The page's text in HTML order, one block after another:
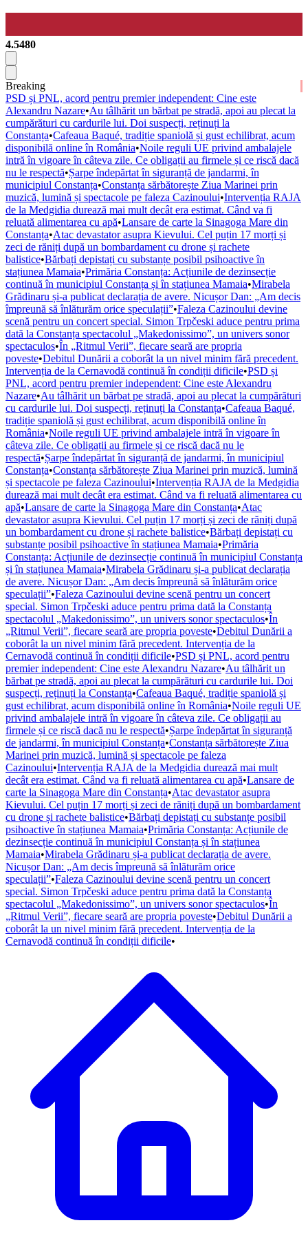
4.5480
Breaking
PSD și PNL, acord pentru premier independent: Cine este
Alexandru Nazare•Au tâlhărit un bărbat pe stradă, apoi au plecat la
cumpărături cu cardurile lui. Doi suspecți, reținuți la
Constanța•Cafeaua Baqué, tradiție spaniolă și gust echilibrat, acum
disponibilă online în România•Noile reguli UE privind ambalajele
intră în vigoare în câteva zile. Ce obligații au firmele și ce riscă dacă
nu le respectă•Șarpe îndepărtat în siguranță de jandarmi, în
municipiul Constanța•Constanța sărbătorește Ziua Marinei prin
muzică, lumină și spectacole pe faleza Cazinoului•Intervenția RAJA
de la Medgidia durează mai mult decât era estimat. Când va fi
reluată alimentarea cu apă•Lansare de carte la Sinagoga Mare din
Constanța•Atac devastator asupra Kievului. Cel puțin 17 morți și
zeci de răniți după un bombardament cu drone și rachete
balistice•Bărbați depistați cu substanțe posibil psihoactive în
stațiunea Mamaia•Primăria Constanța: Acțiunile de dezinsecție
continuă în municipiul Constanța și în stațiunea Mamaia•Mirabela
Grădinaru și-a publicat declarația de avere. Nicușor Dan: „Am decis
împreună să înlăturăm orice speculații”•Faleza Cazinoului devine
scenă pentru un concert special. Simon Trpčeski aduce pentru prima
dată la Constanța spectacolul „Makedonissimo”, un univers sonor
spectaculos•În „Ritmul Verii”, fiecare seară are propria
poveste•Debitul Dunării a coborât la un nivel minim fără precedent.
Intervenția de la Cernavodă continuă în condiții dificile•PSD și
PNL, acord pentru premier independent: Cine este Alexandru
Nazare•Au tâlhărit un bărbat pe stradă, apoi au plecat la cumpărături
cu cardurile lui. Doi suspecți, reținuți la Constanța•Cafeaua Baqué,
tradiție spaniolă și gust echilibrat, acum disponibilă online în
România•Noile reguli UE privind ambalajele intră în vigoare în
câteva zile. Ce obligații au firmele și ce riscă dacă nu le
respectă•Șarpe îndepărtat în siguranță de jandarmi, în municipiul
Constanța•Constanța sărbătorește Ziua Marinei prin muzică, lumină
și spectacole pe faleza Cazinoului•Intervenția RAJA de la Medgidia
durează mai mult decât era estimat. Când va fi reluată alimentarea cu
apă•Lansare de carte la Sinagoga Mare din Constanța•Atac
devastator asupra Kievului. Cel puțin 17 morți și zeci de răniți după
un bombardament cu drone și rachete balistice•Bărbați depistați cu
substanțe posibil psihoactive în stațiunea Mamaia•Primăria
Constanța: Acțiunile de dezinsecție continuă în municipiul Constanța
și în stațiunea Mamaia•Mirabela Grădinaru și-a publicat declarația
de avere. Nicușor Dan: „Am decis împreună să înlăturăm orice
speculații”•Faleza Cazinoului devine scenă pentru un concert
special. Simon Trpčeski aduce pentru prima dată la Constanța
spectacolul „Makedonissimo”, un univers sonor spectaculos•În
„Ritmul Verii”, fiecare seară are propria poveste•Debitul Dunării a
coborât la un nivel minim fără precedent. Intervenția de la
Cernavodă continuă în condiții dificile•PSD și PNL, acord pentru
premier independent: Cine este Alexandru Nazare•Au tâlhărit un
bărbat pe stradă, apoi au plecat la cumpărături cu cardurile lui. Doi
suspecți, reținuți la Constanța•Cafeaua Baqué, tradiție spaniolă și
gust echilibrat, acum disponibilă online în România•Noile reguli UE
privind ambalajele intră în vigoare în câteva zile. Ce obligații au
firmele și ce riscă dacă nu le respectă•Șarpe îndepărtat în siguranță
de jandarmi, în municipiul Constanța•Constanța sărbătorește Ziua
Marinei prin muzică, lumină și spectacole pe faleza
Cazinoului•Intervenția RAJA de la Medgidia durează mai mult
decât era estimat. Când va fi reluată alimentarea cu apă•Lansare de
carte la Sinagoga Mare din Constanța•Atac devastator asupra
Kievului. Cel puțin 17 morți și zeci de răniți după un bombardament
cu drone și rachete balistice•Bărbați depistați cu substanțe posibil
psihoactive în stațiunea Mamaia•Primăria Constanța: Acțiunile de
dezinsecție continuă în municipiul Constanța și în stațiunea
Mamaia•Mirabela Grădinaru și-a publicat declarația de avere.
Nicușor Dan: „Am decis împreună să înlăturăm orice
speculații”•Faleza Cazinoului devine scenă pentru un concert
special. Simon Trpčeski aduce pentru prima dată la Constanța
spectacolul „Makedonissimo”, un univers sonor spectaculos•În
„Ritmul Verii”, fiecare seară are propria poveste•Debitul Dunării a
coborât la un nivel minim fără precedent. Intervenția de la
Cernavodă continuă în condiții dificile•